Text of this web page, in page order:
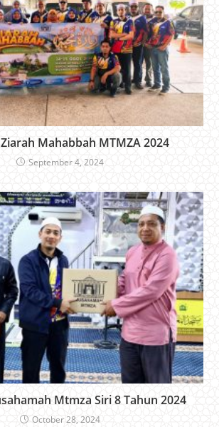
Mahabbah MTMZA 2024
September 4, 2024
Mtmza Siri 8 Tahun 2024
October 28, 2024